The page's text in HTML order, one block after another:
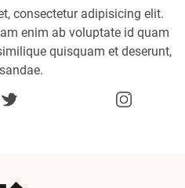
consectetur adipisicing elit.
enim ab voluptate id quam
quisquam et deserunt,